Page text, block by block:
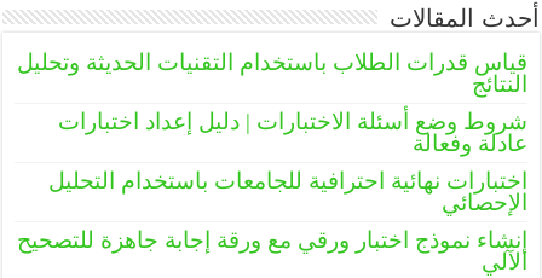
أحدث المقالات
قياس قدرات الطلاب باستخدام التقنيات الحديثة وتحليل
النتائج
شروط وضع أسئلة الاختبارات | دليل إعداد اختبارات
عادلة وفعالة
اختبارات نهائية احترافية للجامعات باستخدام التحليل
الإحصائي
إنشاء نموذج اختبار ورقي مع ورقة إجابة جاهزة للتصحيح
الآلي